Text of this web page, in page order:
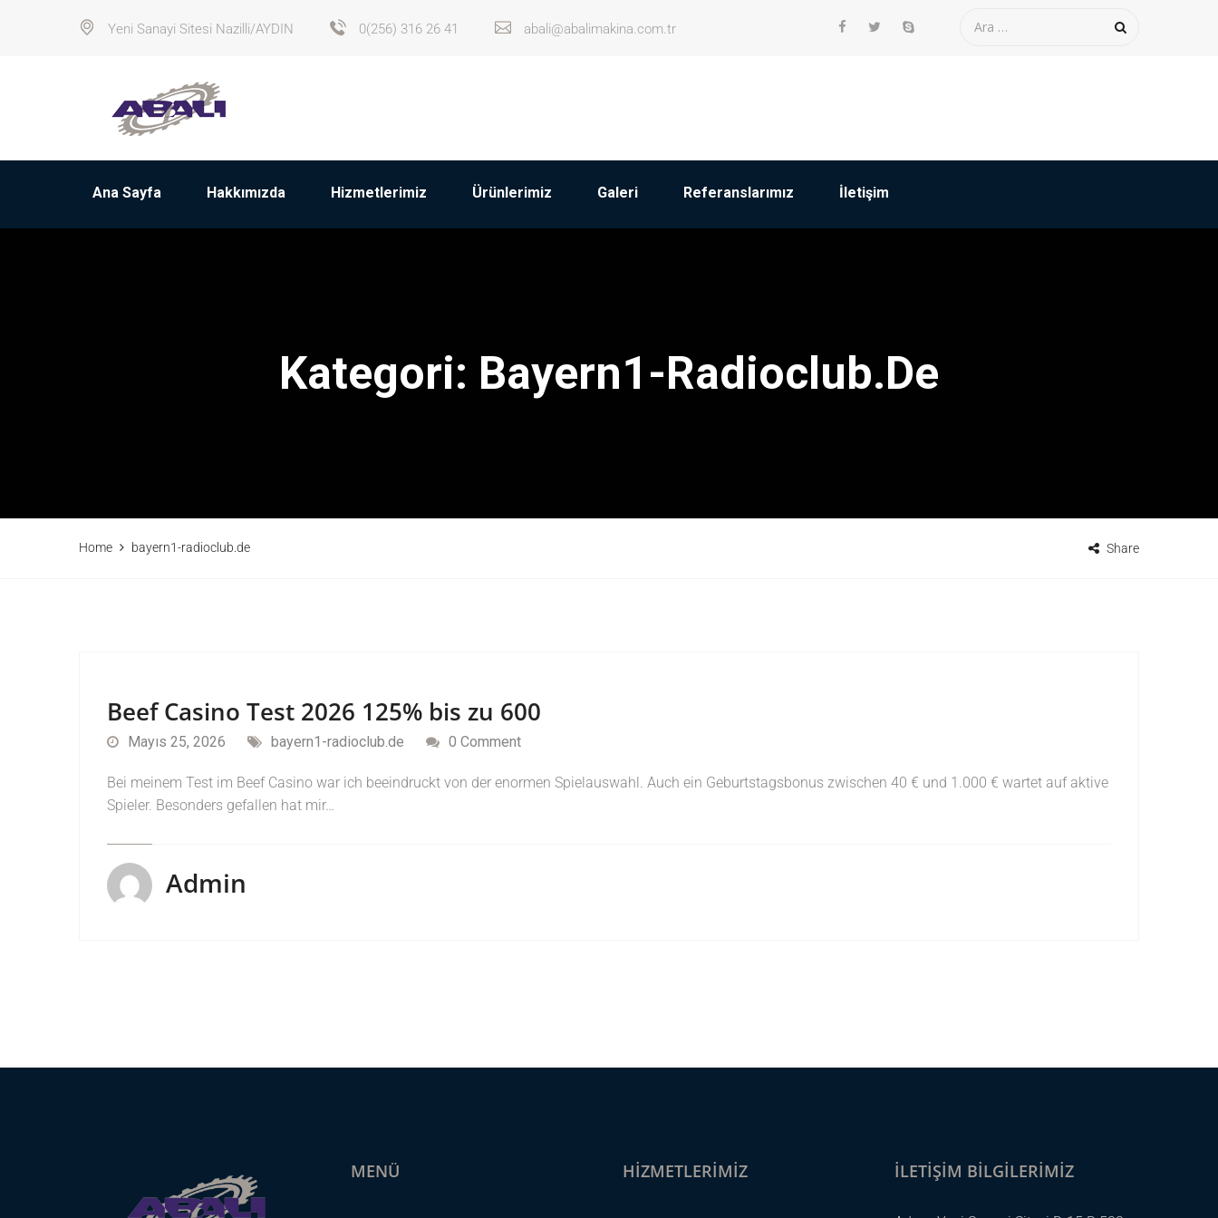
Yeni Sanayi Sitesi Nazilli/AYDIN 0(256) 316 26 41 abali@abalimakina.com.tr
Ana Sayfa Hakkımızda Hizmetlerimiz Ürünlerimiz Galeri Referanslarımız İletişim
Kategori: Bayern1-Radioclub.de
Home bayern1-radioclub.de Share
Beef Casino Test 2026 125% bis zu 600
Mayıs 25, 2026 bayern1-radioclub.de 0 Comment
Bei meinem Test im Beef Casino war ich beeindruckt von der enormen Spielauswahl. Auch ein Geburtstagsbonus zwischen 40 € und 1.000 € wartet auf aktive
Spieler. Besonders gefallen hat mir…
Admin
MENÜ HIZMETLERIMIZ İLETIŞIM BILGILERIMIZ